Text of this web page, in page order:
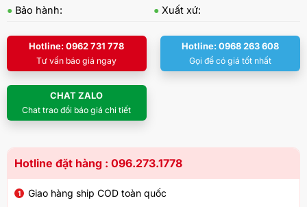
● Bảo hành: ● Xuất xứ:
Hotline: 0962 731 778
Tư vấn báo giá ngay
Hotline: 0968 263 608
Gọi để có giá tốt nhất
CHAT ZALO
Chat trao đổi báo giá chi tiết
Hotline đặt hàng : 096.273.1778
Giao hàng ship COD toàn quốc